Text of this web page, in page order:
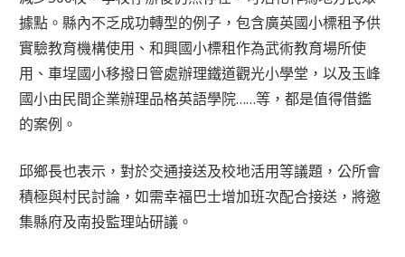
據點。縣內不乏成功轉型的例子，包含廣英國小標租予供
實驗教育機構使用、和興國小標租作為武術教育場所使
用、車埕國小移撥日管處辦理鐵道觀光小學堂，以及玉峰
國小由民間企業辦理品格英語學院……等，都是值得借鑑
的案例。
邱鄉長也表示，對於交通接送及校地活用等議題，公所會
積極與村民討論，如需幸福巴士增加班次配合接送，將邀
集縣府及南投監理站研議。